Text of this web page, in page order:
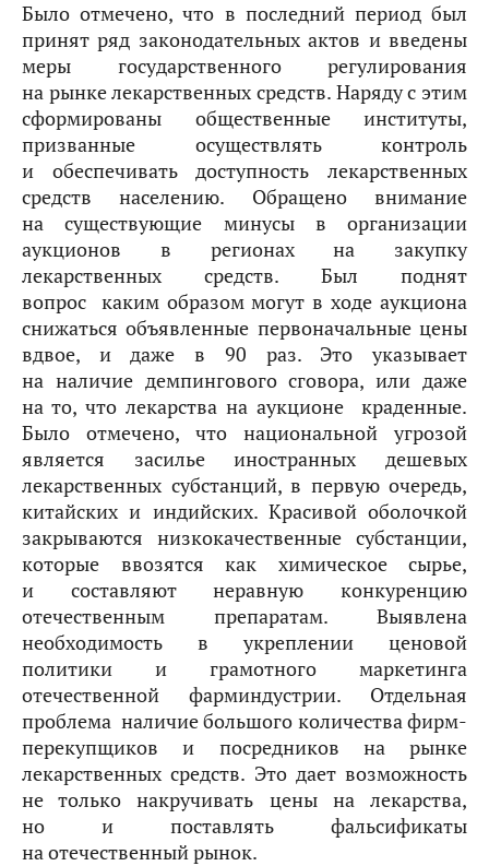
Было отмечено, что в последний период был
принят ряд законодательных актов и введены
меры государственного регулирования
на рынке лекарственных средств. Наряду с этим
сформированы общественные институты,
призванные осуществлять контроль
и обеспечивать доступность лекарственных
средств населению. Обращено внимание
на существующие минусы в организации
аукционов в регионах на закупку
лекарственных средств. Был поднят
вопрос  каким образом могут в ходе аукциона
снижаться объявленные первоначальные цены
вдвое, и даже в 90 раз. Это указывает
на наличие демпингового сговора, или даже
на то, что лекарства на аукционе  краденные.
Было отмечено, что национальной угрозой
является засилье иностранных дешевых
лекарственных субстанций, в первую очередь,
китайских и индийских. Красивой оболочкой
закрываются низкокачественные субстанции,
которые ввозятся как химическое сырье,
и составляют неравную конкуренцию
отечественным препаратам. Выявлена
необходимость в укреплении ценовой
политики и грамотного маркетинга
отечественной фарминдустрии. Отдельная
проблема  наличие большого количества фирм-
перекупщиков и посредников на рынке
лекарственных средств. Это дает возможность
не только накручивать цены на лекарства,
но и поставлять фальсификаты
на отечественный рынок.